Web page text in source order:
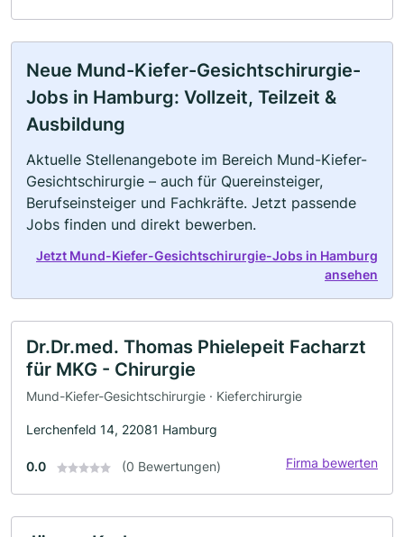
Neue Mund-Kiefer-Gesichtschirurgie-
Jobs in Hamburg: Vollzeit, Teilzeit &
Ausbildung
Aktuelle Stellenangebote im Bereich Mund-Kiefer-
Gesichtschirurgie – auch für Quereinsteiger,
Berufseinsteiger und Fachkräfte. Jetzt passende
Jobs finden und direkt bewerben.
Jetzt Mund-Kiefer-Gesichtschirurgie-Jobs in Hamburg
ansehen
Dr.Dr.med. Thomas Phielepeit Facharzt
für MKG - Chirurgie
Mund-Kiefer-Gesichtschirurgie · Kieferchirurgie
Lerchenfeld 14, 22081 Hamburg
0.0 (0 Bewertungen) Firma bewerten